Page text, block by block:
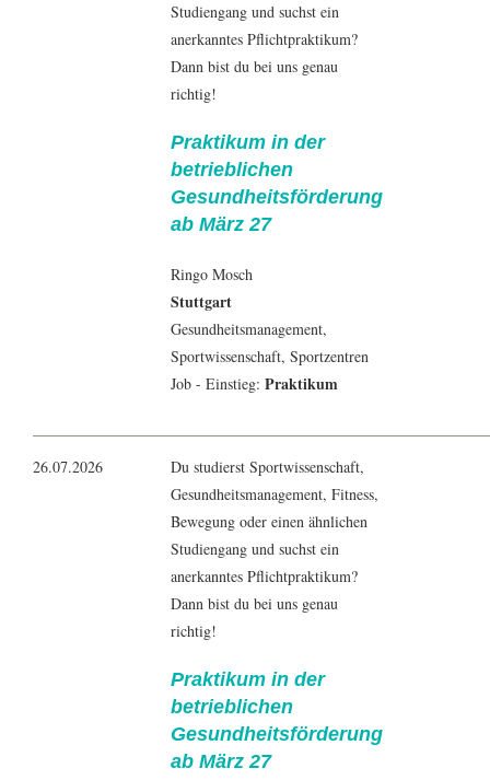
Studiengang und suchst ein
anerkanntes Pflichtpraktikum?
Dann bist du bei uns genau
richtig!
Praktikum in der
betrieblichen
Gesundheitsförderung
ab März 27
Ringo Mosch
Stuttgart
Gesundheitsmanagement,
Sportwissenschaft, Sportzentren
Job - Einstieg: Praktikum
26.07.2026
Du studierst Sportwissenschaft,
Gesundheitsmanagement, Fitness,
Bewegung oder einen ähnlichen
Studiengang und suchst ein
anerkanntes Pflichtpraktikum?
Dann bist du bei uns genau
richtig!
Praktikum in der
betrieblichen
Gesundheitsförderung
ab März 27